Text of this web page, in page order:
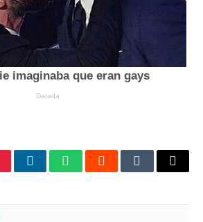
LinkedInWhatsAppRedditTumblrEmail